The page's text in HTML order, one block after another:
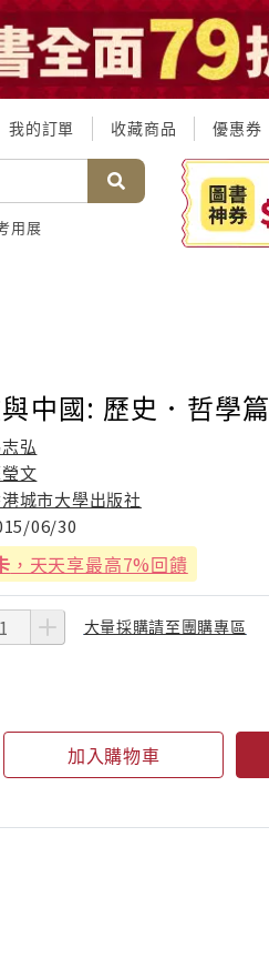
我的訂單 收藏商品 優惠券
用展
中國: 歷史．哲學篇
弘
文
城市大學出版社
06/30
，天天享最高7%回饋
大量採購請至團購專區
加入購物車